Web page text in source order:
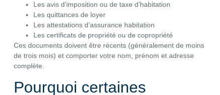
Les avis d’imposition ou de taxe d’habitation
Les quittances de loyer
Les attestations d’assurance habitation
Les certificats de propriété ou de copropriété
Ces documents doivent être récents (généralement de moins
de trois mois) et comporter votre nom, prénom et adresse
complète.
Pourquoi certaines